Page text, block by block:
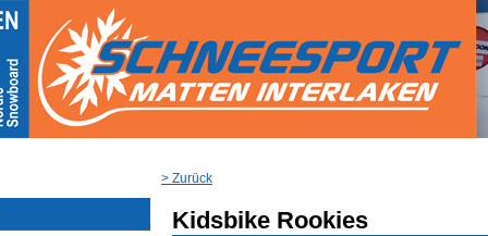
> Zurück
Kidsbike Rookies